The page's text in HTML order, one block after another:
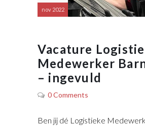
nov 2022
Vacature
Medewerker
– ingevuld
0 Comments
Ben jij dé Logistieke